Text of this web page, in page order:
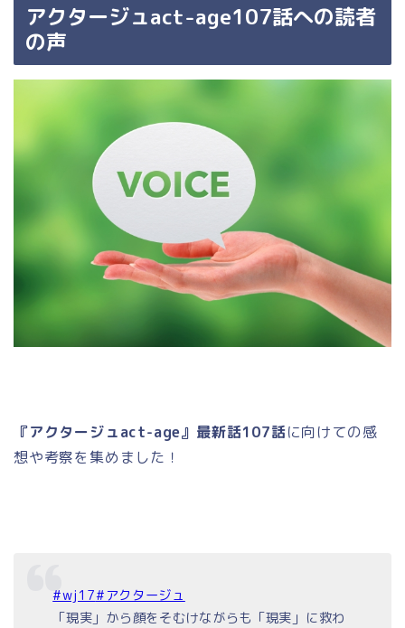
アクタージュact-age107話への読者
の声
『アクタージュact-age』最新話107話に向けての感
想や考察を集めました！
#wj17#アクタージュ
「現実」から顔をそむけながらも「現実」に救わ